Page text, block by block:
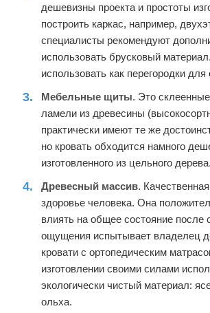
дешевизны проекта и простоты
построить каркас, например,
специалисты рекомендуют
использовать брусковый
использовать как перегородки
Мебельные щиты. Это
ламели из древесины
практически имеют те же
но кровать обходится намного
изготовленного из цельного дерева.
Древесный массив.
здоровье человека. Она
влиять на общее состояние
ощущения испытывает владелец
кровати с ортопедическим
изготовлении своими силами
экологически чистый материал:
ольха.